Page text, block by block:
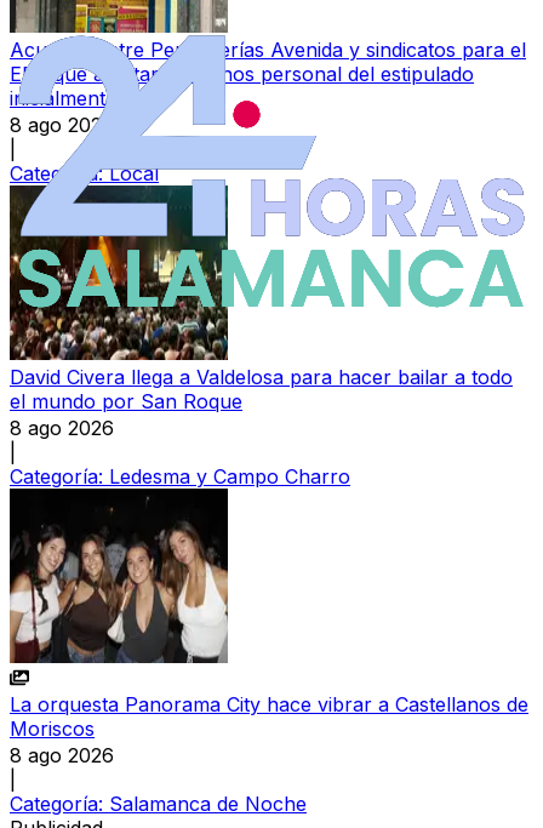
Acuerdo entre Perfumerías Avenida y sindicatos para el
ERE que afectará a menos personal del estipulado
inicialmente
8 ago 2026
Categoría:Local
David Civera llega a Valdelosa para hacer bailar a todo
el mundo por San Roque
8 ago 2026
Categoría: Ledesma y Campo Charro
La orquesta Panorama City hace vibrar a Castellanos de
Moriscos
8 ago 2026
Categoría: Salamanca de Noche